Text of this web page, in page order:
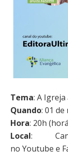
Tema: A Igreja
Quando: 01
Hora: 20h
Local:
no Youtube e